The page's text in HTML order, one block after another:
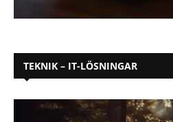
TEKNIK – IT-LÖSNINGAR